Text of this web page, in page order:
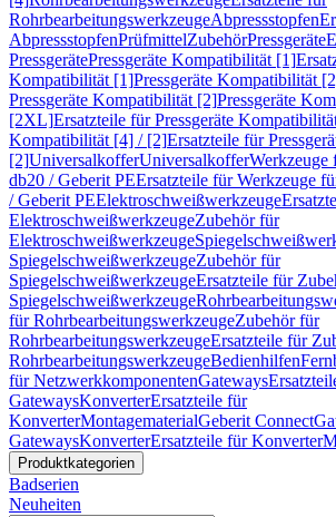
RohrbearbeitungswerkzeugeAbpressstopfen
AbpressstopfenPrüfmittelZubehörPressgeräte
PressgerätePressgeräte Kompatibilität [1]
Kompatibilität [1]Pressgeräte Kompatibilität
Pressgeräte Kompatibilität [2]Pressgeräte
[2XL]Ersatzteile für Pressgeräte
Kompatibilität [4] / [2]Ersatzteile für
[2]UniversalkofferUniversalkofferWerkzeuge
db20 / Geberit PEErsatzteile für Werkzeuge
/ Geberit PEElektroschweißwerkzeuge
ElektroschweißwerkzeugeZubehör für
Elektroschweißwerkzeuge
SpiegelschweißwerkzeugeZubehör für
SpiegelschweißwerkzeugeErsatzteile für
Spiegelschweißwerkzeuge
für RohrbearbeitungswerkzeugeZubehör für
RohrbearbeitungswerkzeugeErsatzteile für
RohrbearbeitungswerkzeugeBedienhilfen
für NetzwerkkomponentenGateways
GatewaysKonverterErsatzteile für
KonverterMontagematerialGeberit Connect
GatewaysKonverterErsatzteile für Konverter
Produktkategorien
Badserien
Neuheiten